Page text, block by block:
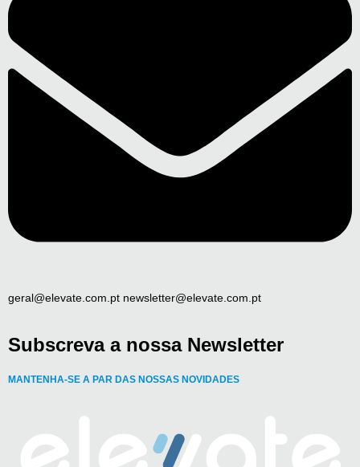
geral@elevate.com.pt newsletter@elevate.com.pt
Subscreva a nossa Newsletter
MANTENHA-SE A PAR DAS NOSSAS NOVIDADES